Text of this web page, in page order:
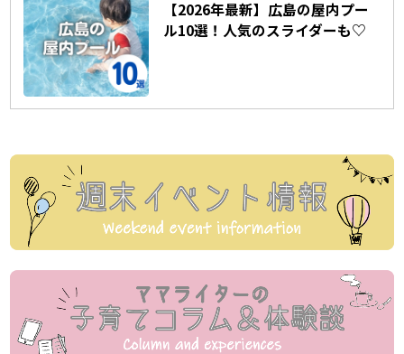
【2026年最新】広島の屋内プー
ル10選！人気のスライダーも♡